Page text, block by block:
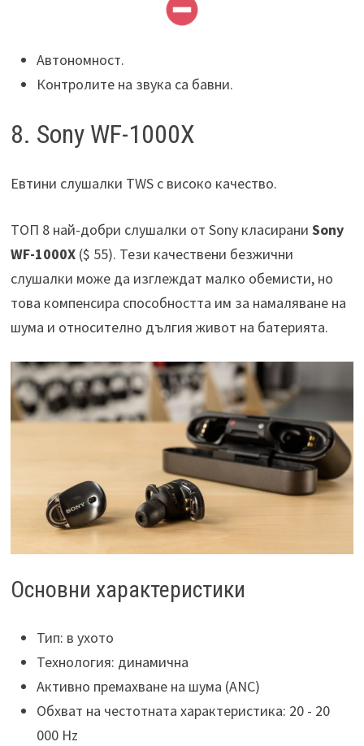
Автономност.
Контролите на звука са бавни.
8. Sony WF-1000X
Евтини слушалки TWS с високо качество.
ТОП 8 най-добри слушалки от Sony класирани Sony
WF-1000X($ 55). Тези качествени безжични
слушалки може да изглеждат малко обемисти, но
това компенсира способността им за намаляване на
шума и относително дългия живот на батерията.
Основни характеристики
Тип: в ухото
Технология: динамична
Активно премахване на шума (ANC)
Обхват на честотната характеристика: 20 - 20
000 Hz